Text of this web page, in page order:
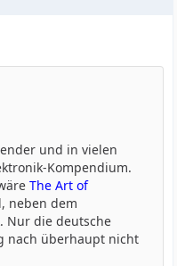
und in vielen
Kompendium.
The Art of
neben dem
Nur die deutsche
nach überhaupt nicht